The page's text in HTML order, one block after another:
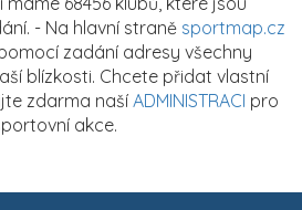
- Na hlavní straně sportmap.cz
zadání adresy všechny
blízkosti. Chcete přidat vlastní
zdarma naší ADMINISTRACI pro
akce.